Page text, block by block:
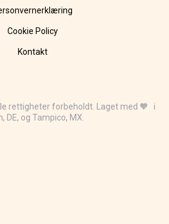
Cookie Policy
Kontakt
rettigheter forbeholdt. Laget med 🧡 i
DE, og Tampico, MX.